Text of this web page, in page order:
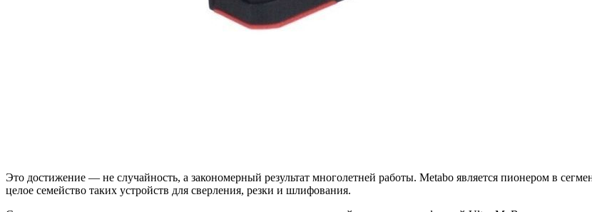
Это достижение — не случайность, а закономерный результат многолетней работы. Metabo является пионером в
целое семейство таких устройств для сверления, резки и шлифования.